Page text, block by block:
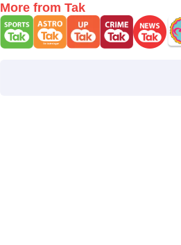
More from Tak